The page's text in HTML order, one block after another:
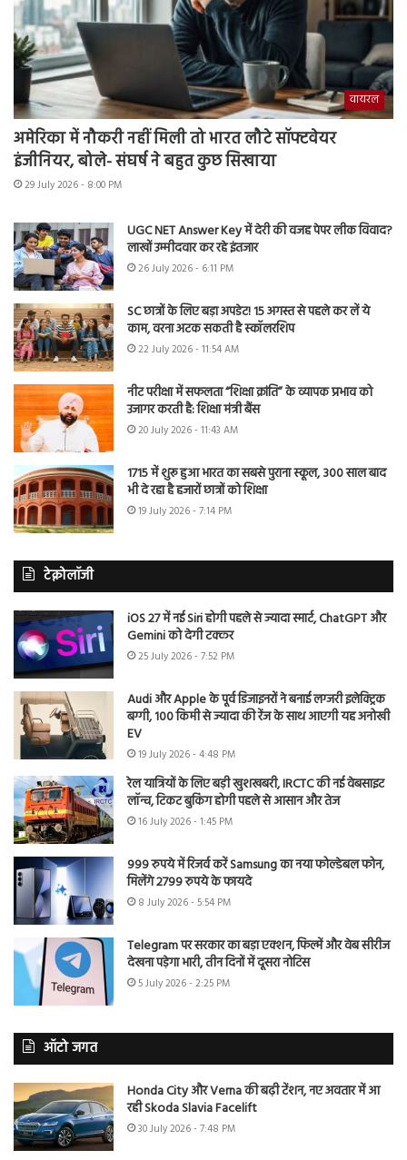
वायरल
अमेरिका में नौकरी नहीं मिली तो भारत लौटे सॉफ्टवेयर
इंजीनियर, बोले- संघर्ष ने बहुत कुछ सिखाया
29 July 2026 - 8:00 PM
UGC NET Answer Key में देरी की वजह पेपर लीक विवाद?
लाखों उम्मीदवार कर रहे इंतजार
26 July 2026 - 6:11 PM
SC छात्रों के लिए बड़ा अपडेट! 15 अगस्त से पहले कर लें ये
काम, वरना अटक सकती है स्कॉलरशिप
22 July 2026 - 11:54 AM
नीट परीक्षा में सफलता “शिक्षा क्रांति” के व्यापक प्रभाव को
उजागर करती है: शिक्षा मंत्री बैंस
20 July 2026 - 11:43 AM
1715 में शुरू हुआ भारत का सबसे पुराना स्कूल, 300 साल बाद
भी दे रहा है हजारों छात्रों को शिक्षा
19 July 2026 - 7:14 PM
टेक्नोलॉजी
iOS 27 में नई Siri होगी पहले से ज्यादा स्मार्ट, ChatGPT और
Gemini को देगी टक्कर
25 July 2026 - 7:52 PM
Audi और Apple के पूर्व डिजाइनरों ने बनाई लग्जरी इलेक्ट्रिक
बग्गी, 100 किमी से ज्यादा की रेंज के साथ आएगी यह अनोखी
EV
19 July 2026 - 4:48 PM
रेल यात्रियों के लिए बड़ी खुशखबरी, IRCTC की नई वेबसाइट
लॉन्च, टिकट बुकिंग होगी पहले से आसान और तेज
16 July 2026 - 1:45 PM
999 रुपये में रिजर्व करें Samsung का नया फोल्डेबल फोन,
मिलेंगे 2799 रुपये के फायदे
8 July 2026 - 5:54 PM
Telegram पर सरकार का बड़ा एक्शन, फिल्में और वेब सीरीज
देखना पड़ेगा भारी, तीन दिनों में दूसरा नोटिस
5 July 2026 - 2:25 PM
ऑटो जगत
Honda City और Verna की बढ़ी टेंशन, नए अवतार में आ
रही Skoda Slavia Facelift
30 July 2026 - 7:48 PM